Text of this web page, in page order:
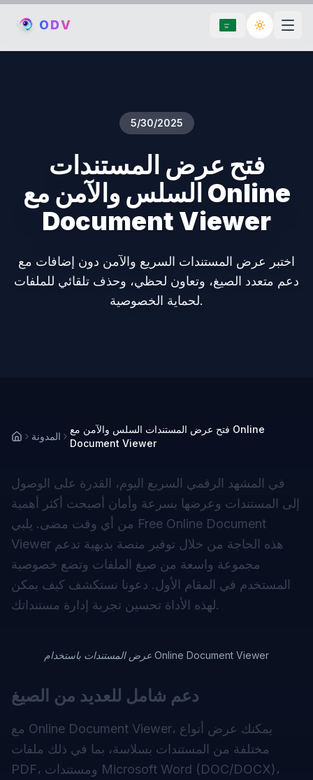
ODV Toggle
5/30/2025
فتح عرض المستندات
السلس والآمن مع Online
Document Viewer
اختبر عرض المستندات السريع والآمن دون إضافات مع
دعم متعدد الصيغ، وتعاون لحظي، وحذف تلقائي للملفات
لحماية الخصوصية.
المدونة
فتح عرض المستندات السلس والآمن مع Online
Document Viewer
في المشهد الرقمي السريع اليوم، القدرة على الوصول
إلى المستندات وعرضها بسرعة وأمان أصبحت أكثر أهمية
من أي وقت مضى. يلبي Free Online Document
Viewer هذه الحاجة من خلال توفير منصة بديهية تدعم
مجموعة واسعة من صيغ الملفات وتضع خصوصية
المستخدم في المقام الأول. دعونا نستكشف كيف يمكن
لهذه الأداة تحسين تجربة إدارة مستنداتك.
عرض المستندات باستخدام Online Document Viewer
دعم شامل للعديد من الصيغ
مع Online Document Viewer، يمكنك عرض أنواع
مختلفة من المستندات بسلاسة، بما في ذلك ملفات
PDF، ومستندات Microsoft Word (DOC/DOCX)،